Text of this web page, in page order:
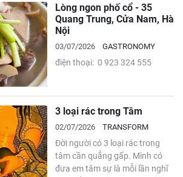
Lòng ngon phố cổ - 35
Quang Trung, Cửa Nam, Hà
Nội
03/07/2026 GASTRONOMY
điện thoại: 0 923 324 555
3 loại rác trong Tâm
02/07/2026 TRANSFORM
Đời người có 3 loại rác trong
tâm cần quẳng gấp. Mình có
đưa em tâm sự là mỗi lần nghĩ